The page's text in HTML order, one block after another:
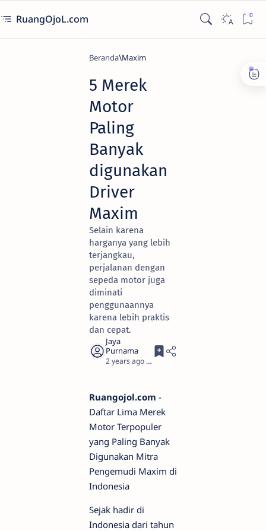
RuangOjoL.com
Beranda Maxim
5 Merek
Motor
Paling
Banyak
digunakan
Driver
Maxim
Selain karena
harganya yang lebih
terjangkau,
perjalanan dengan
sepeda motor juga
diminati
penggunaannya
karena lebih praktis
dan cepat.
2 years ago 3
Ruangojol.com -
Daftar Lima Merek
Motor Terpopuler
yang Paling Banyak
Digunakan Mitra
Pengemudi Maxim di
Indonesia
Sejak hadir di
Indonesia dari tahun